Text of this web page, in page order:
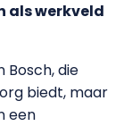
als werkveld
Bosch, die
biedt, maar
een